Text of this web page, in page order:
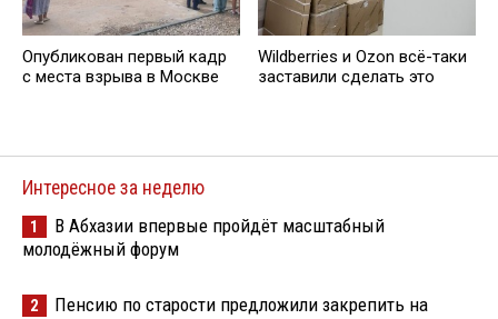
Опубликован первый кадр
с места взрыва в Москве
Wildberries и Ozon всё-таки
заставили сделать это
Интересное за неделю
1
В Абхазии впервые пройдёт масштабный
молодёжный форум
2
Пенсию по старости предложили закрепить на